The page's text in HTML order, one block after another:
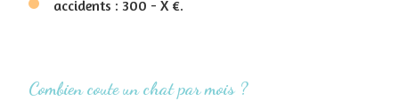
accidents : 300 - X €.
Combien coute un chat par mois ?